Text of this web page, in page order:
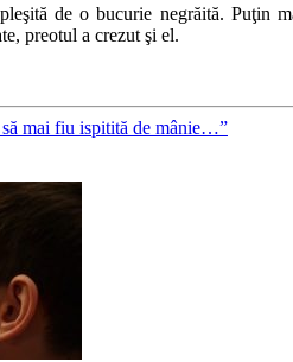
de o bucurie negrăită. Puţin
preotul a crezut şi el.
să mai fiu ispitită de mânie…”